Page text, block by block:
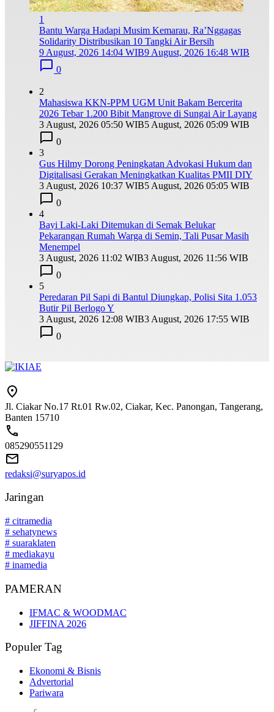
1
Bantu Warga Hadapi Musim Kemarau, Ra’Nggagas
Solidarity Distribusikan 10 Tangki Air Bersih
9 August, 2026 14:04 WIB9 August, 2026 16:48 WIB
0
2
Mahasiswa KKN-PPM UGM Unit Bakam Bercerita
2026 Tebar 1.200 Bibit Mangrove di Sungai Air Layang
3 August, 2026 05:50 WIB5 August, 2026 05:09 WIB
0
3
Gus Hilmy Dorong Peningkatan Advokasi Hukum dan
Digitalisasi Gerakan Meningkatkan Kualitas PMII DIY
3 August, 2026 10:37 WIB5 August, 2026 05:05 WIB
0
4
Bayi Laki-Laki Ditemukan di Semak Belukar
Pekarangan Rumah Warga di Semin, Tali Pusar Masih
Menempel
3 August, 2026 11:02 WIB3 August, 2026 11:56 WIB
0
5
Peredaran Pil Sapi di Bantul Diungkap, Polisi Sita 1.053
Butir Pil Berlogo Y
3 August, 2026 12:08 WIB3 August, 2026 17:55 WIB
0
Jl. Ciakar No.17 Rt.01 Rw.02, Ciakar, Kec. Panongan, Tangerang,
Banten 15710
085290551129
redaksi@suryapos.id
Jaringan
# citramedia
# sehatynews
# suaraklaten
# mediakayu
# inamedia
PAMERAN
IFMAC & WOODMAC
JIFFINA 2026
Populer Tag
Ekonomi & Bisnis
Advertorial
Pariwara